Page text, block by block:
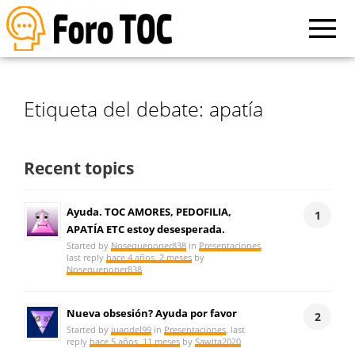
Etiqueta del debate: apatía
Recent topics
Ayuda. TOC AMORES, PEDOFILIA,
APATÍA ETC estoy desesperada.
Started by Nosequeponer838 in Presentaciones
last reply hace 4 años, 2 meses by
Nosequeponer838
1
Nueva obsesión? Ayuda por favor
Started by juandel99 in Presentaciones , last
reply hace 5 años, 11 meses bySawita2020
2